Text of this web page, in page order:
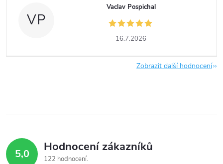
VP
Vaclav Pospichal
16.7.2026
Zobrazit další hodnocení
5,0 Hodnocení zákazníků
122 hodnocení